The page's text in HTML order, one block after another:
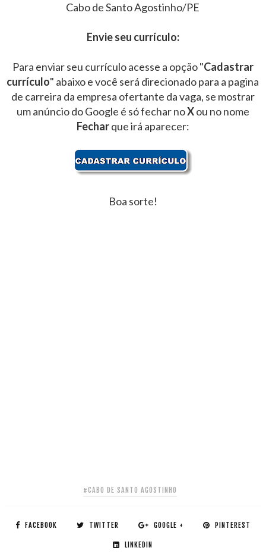
Cabo de Santo Agostinho/PE
Envie seu currículo:
Para enviar seu currículo acesse a opção "Cadastrar
currículo" abaixo e você será direcionado para a pagina
de carreira da empresa ofertante da vaga, se mostrar
um anúncio do Google é só fechar noXou no nome
Fecharque irá aparecer:
Boa sorte!
#CABO DE SANTO AGOSTINHO
FACEBOOK TWITTER GOOGLE + PINTEREST
LINKEDIN